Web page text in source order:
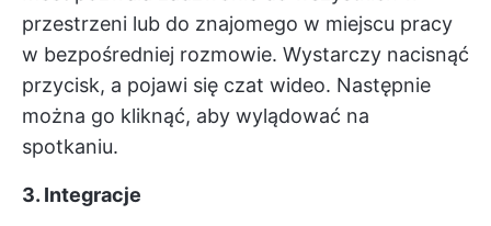
przestrzeni lub do znajomego w miejscu pracy
w bezpośredniej rozmowie. Wystarczy nacisnąć
przycisk, a pojawi się czat wideo. Następnie
można go kliknąć, aby wylądować na
spotkaniu.
3. Integracje